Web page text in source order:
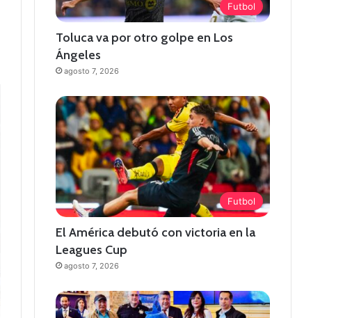
Futbol
Toluca va por otro golpe en Los
Ángeles
agosto 7, 2026
Futbol
El América debutó con victoria en la
Leagues Cup
agosto 7, 2026